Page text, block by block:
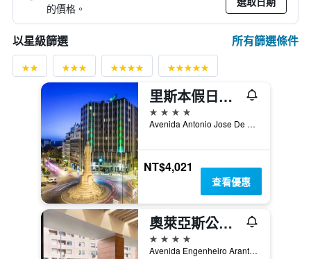
的價格。
以星級篩選 所有篩選條件
里斯本假日酒店 - 里斯本
4星級
Avenida Antonio Jose De Almeida 28-a, 里斯本, 里斯本區, 葡萄牙
NT$4,021
查看優惠
奧萊亞斯公園酒店 - 里斯本
4星級
Avenida Engenheiro Arantes E Oliveira 9, 里斯本, 里斯本區, 葡萄牙